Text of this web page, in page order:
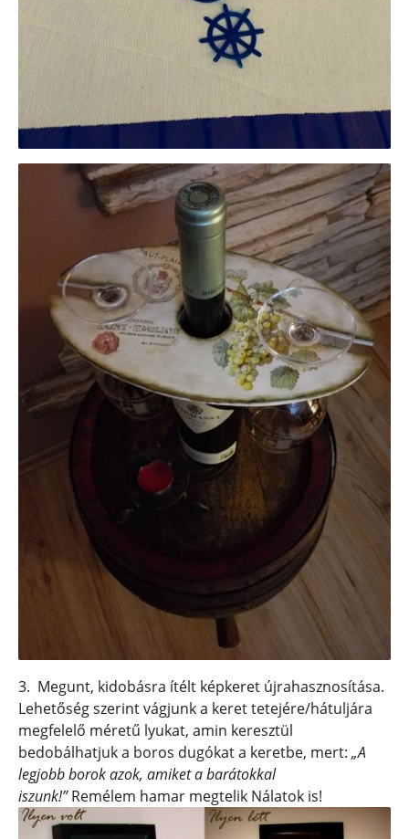
3. Megunt, kidobásra ítélt képkeret újrahasznosítása.
Lehetőség szerint vágjunk a keret tetejére/hátuljára
megfelelő méretű lyukat, amin keresztül
bedobálhatjuk a boros dugókat a keretbe, mert: „A
legjobb borok azok, amiket a barátokkal
iszunk!”Remélem hamar megtelik Nálatok is!